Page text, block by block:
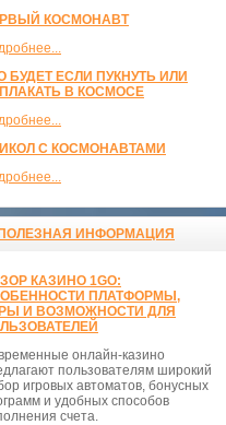
КОСМОНАВТ
БУДЕТ ЕСЛИ ПУКНУТЬ ИЛИ
В КОСМОСЕ
С КОСМОНАВТАМИ
ПОЛЕЗНАЯ ИНФОРМАЦИЯ
КАЗИНО 1GO:
ПЛАТФОРМЫ,
И ВОЗМОЖНОСТИ ДЛЯ
онлайн-казино
пользователям широкий
игровых автоматов, бонусных
и удобных способов
счета.